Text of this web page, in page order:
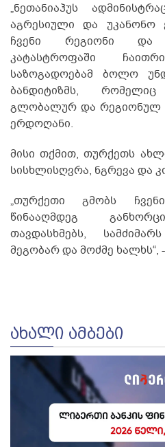
„ნეთანიაჰუს
აგრესიული და უკანონო
ჩვენი რეგიონი
კატასტროფაში
საზოგადოებამ ბოლო
ბანდიტიზმს,
გლობალურ და რეგიონულ
ერდოღანი.
მისი თქმით, თურქეთს
სისხლისღვრა, ნგრევა და
„თურქეთი გმობს
წინააღმდეგ
თავდასხმებს,
მეგობარ და მოძმე ხალხს“,
ᲐᲮᲐᲚᲘ ᲐᲛᲑᲔᲑᲘ